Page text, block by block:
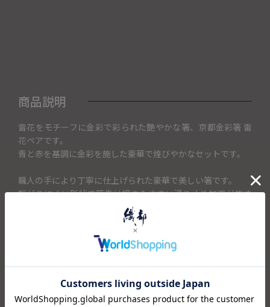
商品説明
雷花をモチーフに金彩で彩られた艶やかな箸、京都金彩箸 雷
花ペアです。
青と赤を基調に金彩を施した豪華で煌びやかなセットです。
職人の手により丁寧に仕上げられた豪華で美しい箸です。
転がりにくい形状で箸先は摘まみやすい滑り止め加工が施さ
普段使いはもちろん、特別な日のとっておきとしても豪華な
＜セット内容＞
・箸×2